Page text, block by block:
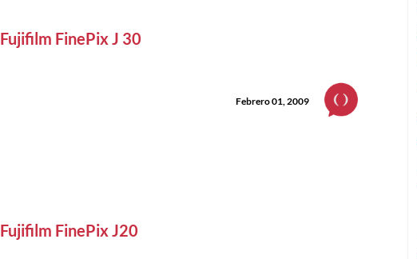
Fujifilm FinePix J 30
Febrero 01, 2009
Fujifilm FinePix J20